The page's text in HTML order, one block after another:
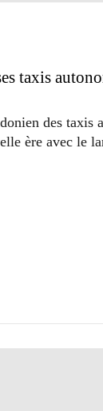
taxis
des taxis
ère avec le